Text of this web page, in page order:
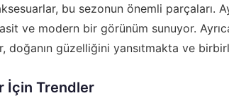
bu sezonun önemli parçaları.
ve modern bir görünüm sunuyor.
doğanın güzelliğini yansıtmakta ve
İçin Trendler